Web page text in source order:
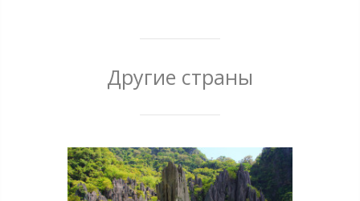
Другие страны